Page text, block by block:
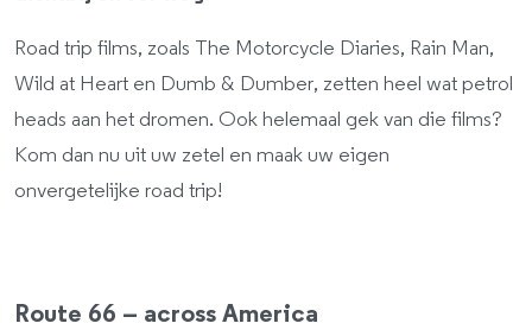
Road trip films, zoals The Motorcycle Diaries, Rain Man,
Wild at Heart en Dumb & Dumber, zetten heel wat petrol
heads aan het dromen. Ook helemaal gek van die films?
Kom dan nu uit uw zetel en maak uw eigen
onvergetelijke road trip!
Route 66 – across America